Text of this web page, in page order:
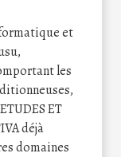
et
les
ET
déjà
domaines